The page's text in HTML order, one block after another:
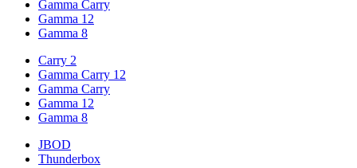
Gamma Carry
Gamma 12
Gamma 8
Carry 2
Gamma Carry 12
Gamma Carry
Gamma 12
Gamma 8
JBOD
Thunderbox